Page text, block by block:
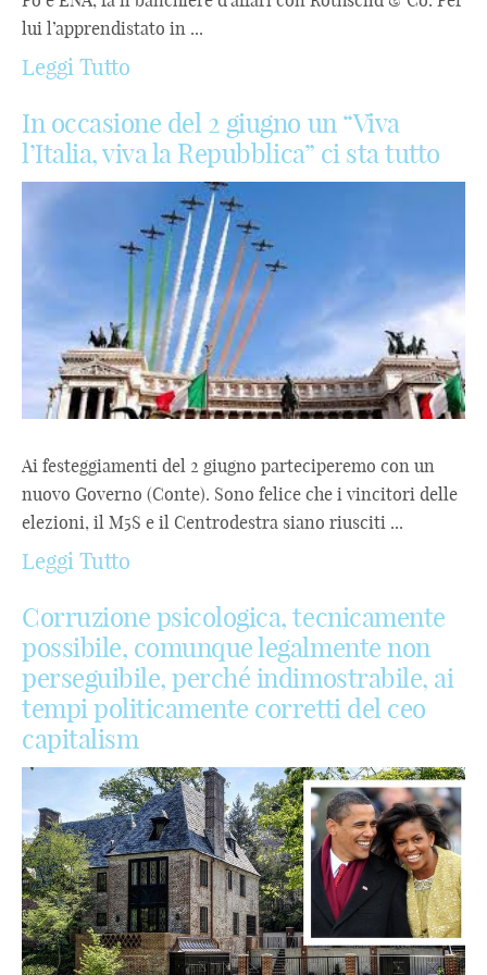
lui l’apprendistato in ...
Leggi Tutto
In occasione del 2 giugno un “Viva
l’Italia, viva la Repubblica” ci sta tutto
Ai festeggiamenti del 2 giugno parteciperemo con un
nuovo Governo (Conte). Sono felice che i vincitori delle
elezioni, il M5S e il Centrodestra siano riusciti ...
Leggi Tutto
Corruzione psicologica, tecnicamente
possibile, comunque legalmente non
perseguibile, perché indimostrabile, ai
tempi politicamente corretti del ceo
capitalism